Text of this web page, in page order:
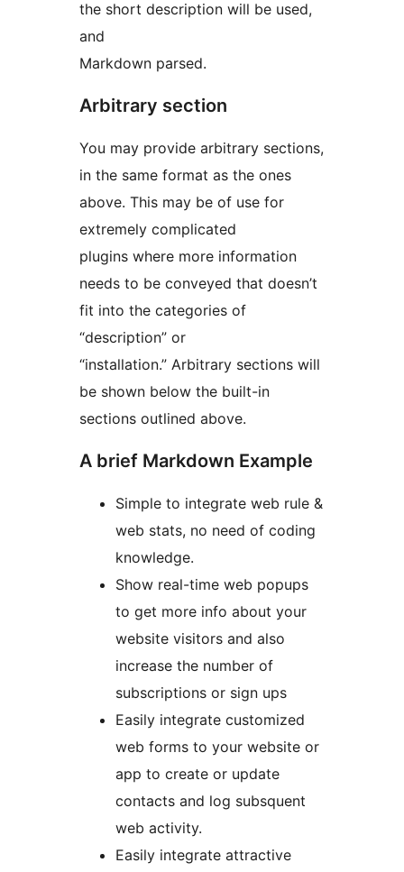
the short description will be used,
and
Markdown parsed.
Arbitrary section
You may provide arbitrary sections,
in the same format as the ones
above. This may be of use for
extremely complicated
plugins where more information
needs to be conveyed that doesn’t
fit into the categories of
“description” or
“installation.” Arbitrary sections will
be shown below the built-in
sections outlined above.
A brief Markdown Example
Simple to integrate web rule &
web stats, no need of coding
knowledge.
Show real-time web popups
to get more info about your
website visitors and also
increase the number of
subscriptions or sign ups
Easily integrate customized
web forms to your website or
app to create or update
contacts and log subsquent
web activity.
Easily integrate attractive